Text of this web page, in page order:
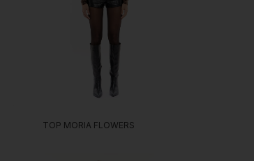
TOP MORIA FLOWERS